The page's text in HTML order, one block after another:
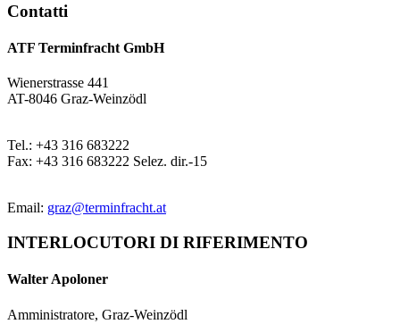
Contatti
ATF Terminfracht GmbH
Wienerstrasse 441
AT-8046 Graz-Weinzödl
Tel.: +43 316 683222
Fax: +43 316 683222 Selez. dir.-15
Email: graz@terminfracht.at
INTERLOCUTORI DI RIFERIMENTO
Walter Apoloner
Amministratore, Graz-Weinzödl